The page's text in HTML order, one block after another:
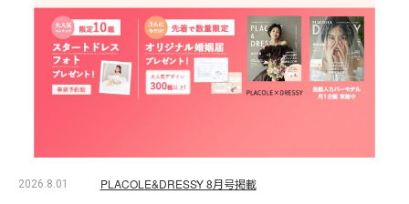
2026.8.01 PLACOLE&DRESSY 8月号掲載